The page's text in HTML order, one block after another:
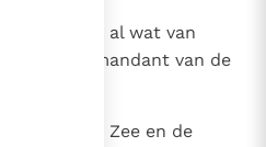
al wat van
de commandant van de
zuilen, de Zee en de